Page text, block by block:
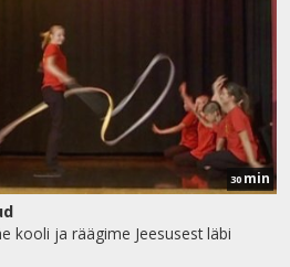
30 min
kooli ja räägime Jeesusest läbi